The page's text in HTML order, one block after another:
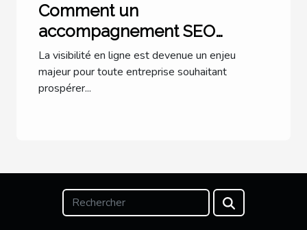
Comment un
accompagnement SEO
personnalisé transforme-t-il
votre entreprise ?
La visibilité en ligne est devenue un enjeu
majeur pour toute entreprise souhaitant
prospérer...